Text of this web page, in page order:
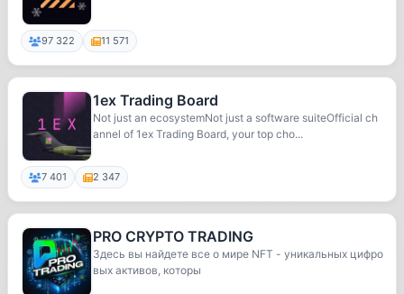
97 322 11 571
1ex Trading Board
Not just an ecosystemNot just a software suiteOfficial ch
annel of 1ex Trading Board, your top cho...
7 401 2 347
PRO CRYPTO TRADING
Здесь вы найдете все о мире NFT - уникальных цифро
вых активов, которы